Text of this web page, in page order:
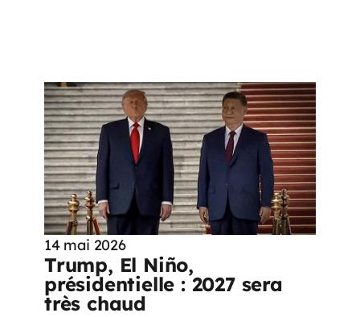
14 mai 2026
Trump, El Niño,
présidentielle : 2027 sera
très chaud